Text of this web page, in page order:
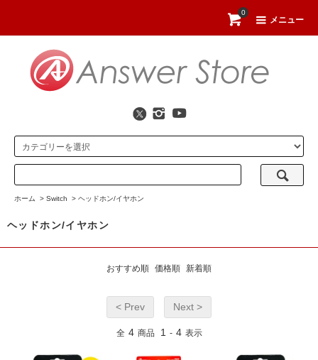
メニュー
0
ホーム > Switch > ヘッドホン/イヤホン
ヘッドホン/イヤホン
おすすめ順 価格順 新着順
< Prev Next >
全 4 商品 1 - 4 表示